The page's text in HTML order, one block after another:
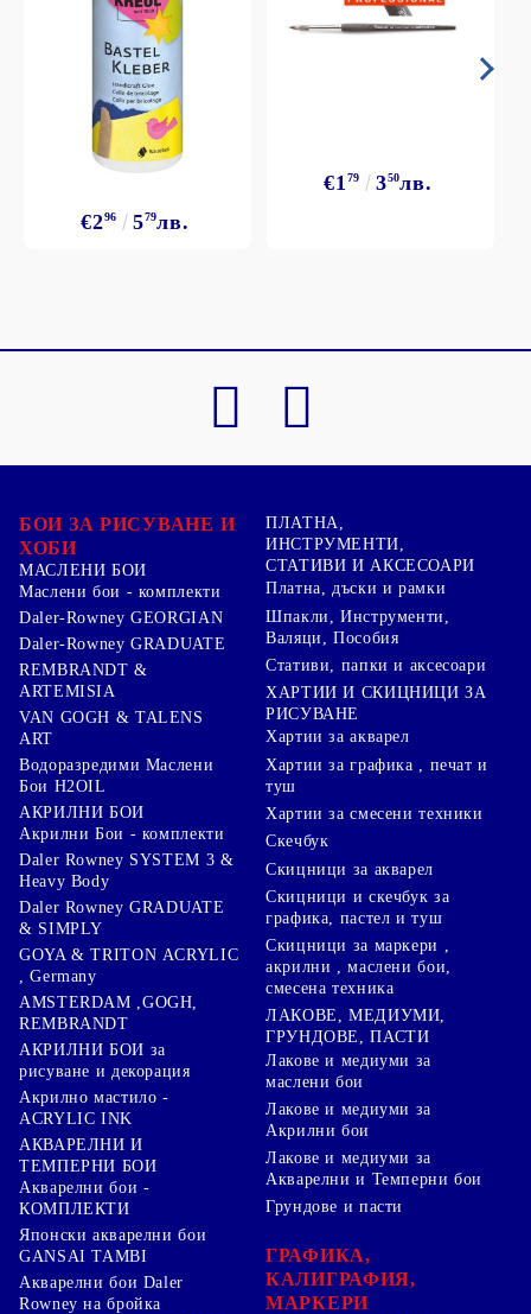
€296 579лв.
€1 79 350лв.
БОИ ЗА РИСУВАНЕ И
ХОБИ
МАСЛЕНИ БОИ
Маслени бои - комплекти
Daler-Rowney GEORGIAN
Daler-Rowney GRADUATE
REMBRANDT &
ARTEMISIA
VAN GOGH & TALENS
ART
Водоразредими Маслени
Бои H2OIL
АКРИЛНИ БОИ
Акрилни Бои - комплекти
Daler Rowney SYSTEM 3 &
Heavy Body
Daler Rowney GRADUATE
& SIMPLY
GOYA & TRITON АCRYLIC
, Germany
AMSTERDAM ,GOGH,
REMBRANDT
АКРИЛНИ БОИ за
рисуване и декорация
Акрилно мастило -
ACRYLIC INK
АКВАРЕЛНИ И
ТЕМПЕРНИ БОИ
Акварелни бои -
КОМПЛЕКТИ
Японски акварелни бои
GANSAI TAMBI
Акварелни бои Daler
Rowney на бройка
ПЛАТНА,
ИНСТРУМЕНТИ,
СТАТИВИ И АКСЕСОАРИ
Платна, дъски и рамки
Шпакли, Инструменти,
Валяци, Пособия
Стативи, папки и аксесоари
ХАРТИИ И СКИЦНИЦИ ЗА
РИСУВАНЕ
Хартии за акварел
Хартии за графика , печат и
туш
Хартии за смесени техники
Скечбук
Скицници за акварел
Скицници и скечбук за
графика, пастел и туш
Скицници за маркери ,
акрилни , маслени бои,
смесена техника
ЛАКОВЕ, МЕДИУМИ,
ГРУНДОВЕ, ПАСТИ
Лакове и медиуми за
маслени бои
Лакове и медиуми за
Акрилни бои
Лакове и медиуми за
Акварелни и Темперни бои
Грундове и пасти
ГРАФИКА,
КАЛИГРАФИЯ,
МАРКЕРИ